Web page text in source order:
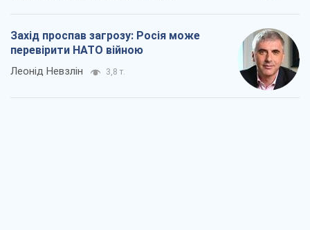
Захід проспав загрозу: Росія може
перевірити НАТО війною
Леонід Невзлін 3,8 т.